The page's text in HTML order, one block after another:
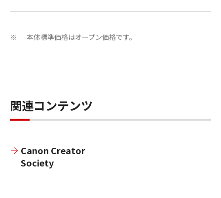
※ 本体標準価格はオープン価格です。
関連コンテンツ
Canon Creator
Society